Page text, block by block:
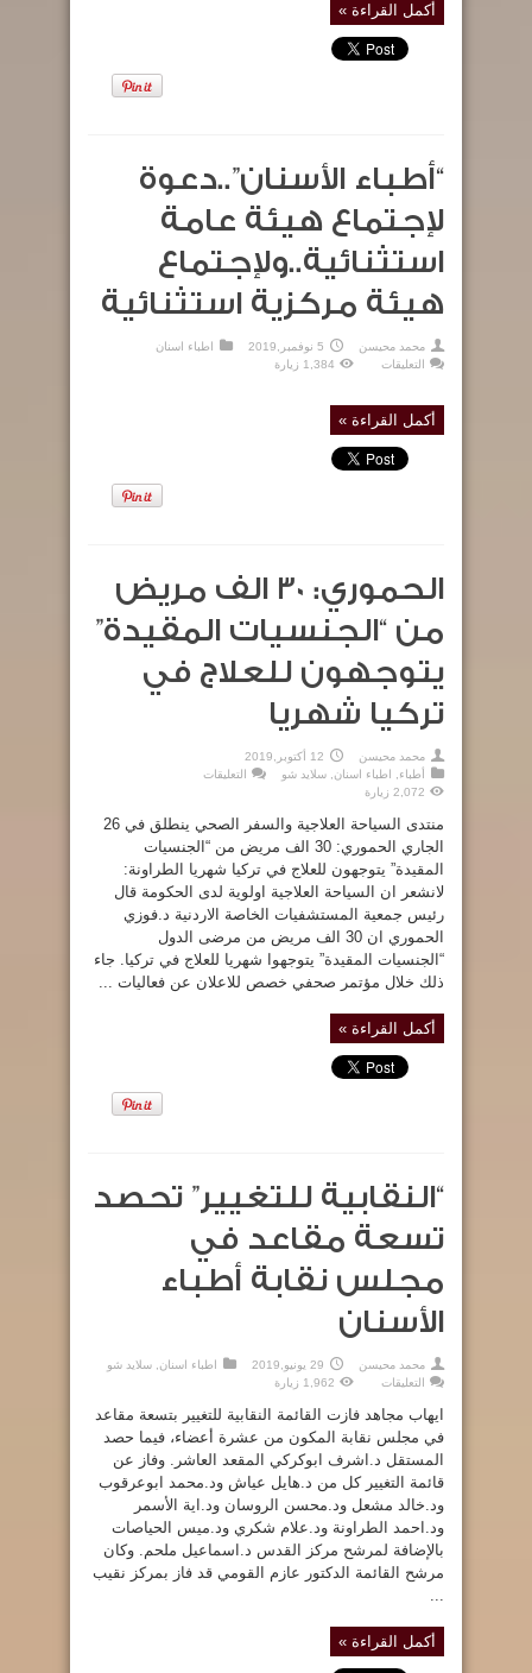
أكمل القراءة »
“أطباء الأسنان”..دعوة
لإجتماع هيئة عامة
استثنائية..ولإجتماع
هيئة مركزية استثنائية
محمد محيسن 5 نوفمبر,2019
اطباء اسنان
التعليقات
لإجتماع
هيئة
عامة
هيئة
مركزية
1,384 زيارة
أكمل القراءة »
الحموري: 30 الف مريض
من “الجنسيات المقيدة”
يتوجهون للعلاج في
تركيا شهريا
محمد محيسن
12 أكتوبر,2019
أطباء, اطباء اسنان, سلايد شو التعليقات
مريض
من
“الجنسيات
المقيدة”
يتوجهون
للعلاج
تركيا
شهريا
مغلقة
2,072 زيارة
منتدى السياحة العلاجية والسفر الصحي ينطلق في 26
الجاري الحموري: 30 الف مريض من “الجنسيات
المقيدة” يتوجهون للعلاج في تركيا شهريا الطراونة:
لانشعر ان السياحة العلاجية اولوية لدى الحكومة قال
رئيس جمعية المستشفيات الخاصة الاردنية د.فوزي
الحموري ان 30 الف مريض من مرضى الدول
“الجنسيات المقيدة” يتوجهوا شهريا للعلاج في تركيا. جاء
ذلك خلال مؤتمر صحفي خصص للاعلان عن فعاليات ...
أكمل القراءة »
“النقابية للتغيير” تحصد
تسعة مقاعد في
مجلس نقابة أطباء
الأسنان
محمد محيسن 29 يونيو,2019 اطباء اسنان, سلايد شو
التعليقات
للتغيير”
تحصد
تسعة
مقاعد
في
مجلس
نقابة
أطباء
الأسنان
مغلقة
1,962 زيارة
ايهاب مجاهد فازت القائمة النقابية للتغيير بتسعة مقاعد
في مجلس نقابة المكون من عشرة أعضاء، فيما حصد
المستقل د.اشرف ابوكركي المقعد العاشر. وفاز عن
قائمة التغيير كل من د.هايل عياش ود.محمد ابوعرقوب
ود.خالد مشعل ود.محسن الروسان ود.اية الأسمر
ود.احمد الطراونة ود.علام شكري ود.ميس الحياصات
بالإضافة لمرشح مركز القدس د.اسماعيل ملحم. وكان
مرشح القائمة الدكتور عازم القومي قد فاز بمركز نقيب
...
أكمل القراءة »